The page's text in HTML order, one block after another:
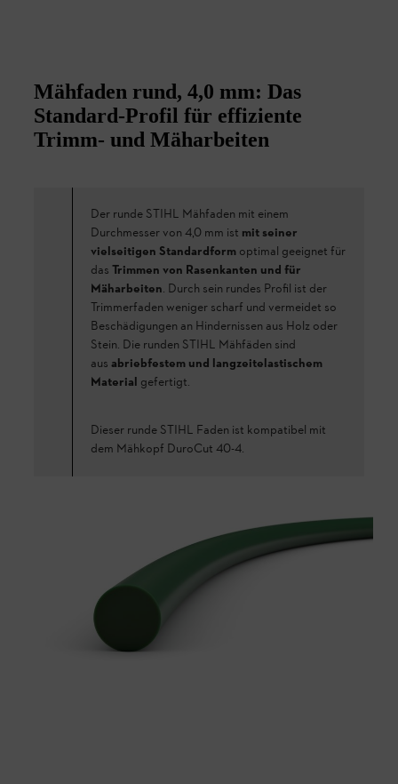
Mähfaden rund, 4,0 mm: Das
Standard-Profil für effiziente
Trimm- und Mäharbeiten
Der runde STIHL Mähfaden mit einem
Durchmesser von 4,0 mm ist mit seiner
vielseitigen Standardform optimal geeignet für
das Trimmen von Rasenkanten und für
Mäharbeiten. Durch sein rundes Profil ist der
Trimmerfaden weniger scharf und vermeidet so
Beschädigungen an Hindernissen aus Holz oder
Stein. Die runden STIHL Mähfäden sind
aus abriebfestem und langzeitelastischem
Material gefertigt.
Dieser runde STIHL Faden ist kompatibel mit
dem Mähkopf DuroCut 40-4.